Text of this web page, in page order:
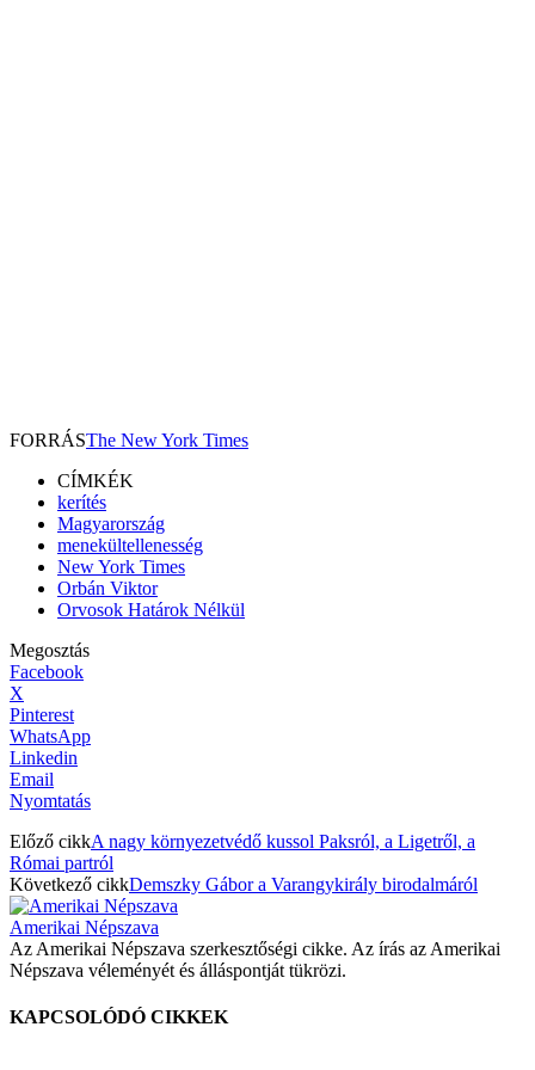
FORRÁSThe New York Times
CÍMKÉK
kerítés
Magyarország
menekültellenesség
New York Times
Orbán Viktor
Orvosok Határok Nélkül
Megosztás
Facebook
X
Pinterest
WhatsApp
Linkedin
Email
Nyomtatás
Előző cikkA nagy környezetvédő kussol Paksról, a Ligetről, a
Római partról
Következő cikkDemszky Gábor a Varangykirály birodalmáról
Amerikai Népszava
Az Amerikai Népszava szerkesztőségi cikke. Az írás az Amerikai
Népszava véleményét és álláspontját tükrözi.
KAPCSOLÓDÓ CIKKEK